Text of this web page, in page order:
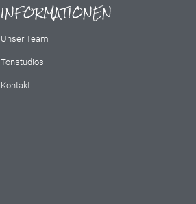
INFORMATIONEN
Unser Team
Tonstudios
Kontakt